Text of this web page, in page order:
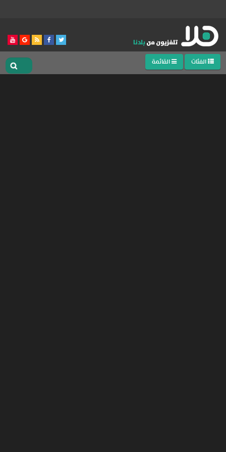
الفئات القائمة